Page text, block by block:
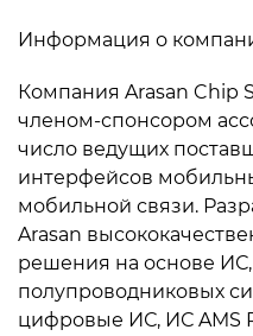
Информация о
Компания Arasan Chip
членом-спонсором
число ведущих
интерфейсов
мобильной связи.
Arasan
решения на основе
полупроводниковых
цифровые ИС, ИС AMS